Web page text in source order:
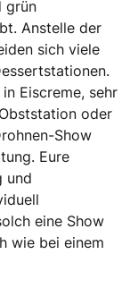
grün
Anstelle der
sich viele
Eiscreme, sehr
oder
Show
Eure
und
eine Show
wie bei einem